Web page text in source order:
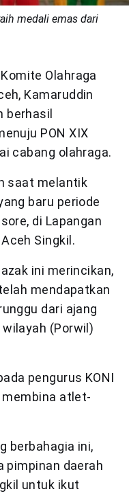
medali emas dari
Olahraga
Kamaruddin
berhasil
PON XIX
cabang olahraga.
saat melantik
baru periode
di Lapangan
Singkil.
ini merincikan,
mendapatkan
dari ajang
wilayah (Porwil)
pengurus KONI
atlet-
berbahagia ini,
pimpinan daerah
untuk ikut